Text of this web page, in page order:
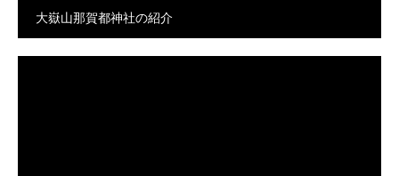
大嶽山那賀都神社の紹介